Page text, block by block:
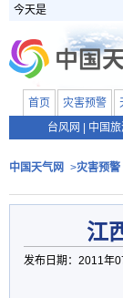
今天是
首页 灾害预警
台风网
中国
中国天气网 >灾害预警
江
发布日期：2011年